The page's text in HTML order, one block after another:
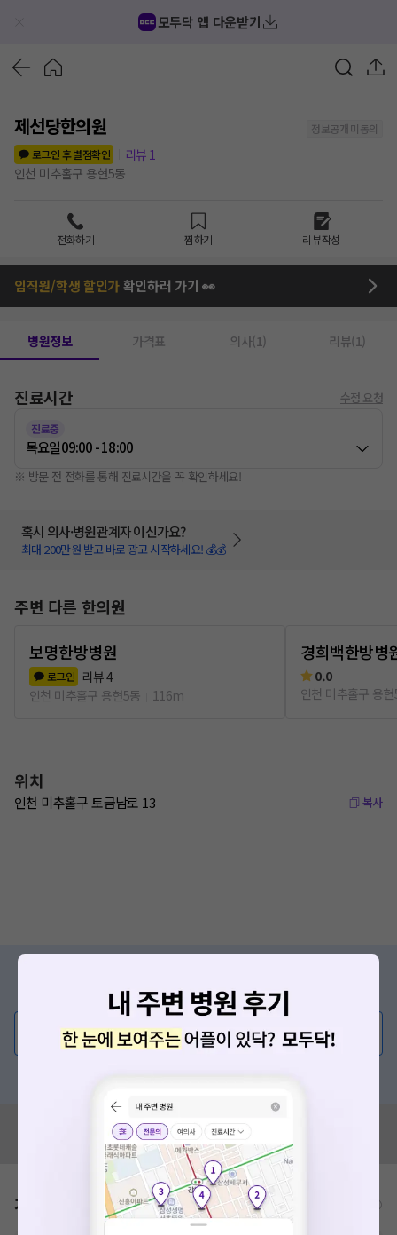
모두닥 앱 다운받기
제선당한의원
정보공개 미동의
로그인 후 별점확인
리뷰 1
인천 미추홀구 용현5동
전화하기 찜하기 리뷰작성
임직원/학생 할인가확인하러 가기 👀
병원정보 가격표 의사(1) 리뷰(1)
진료시간 수정 요청
진료중
목요일09:00 - 18:00
※ 방문 전 전화를 통해 진료시간을 꼭 확인하세요!
혹시 의사·병원관계자 이신가요?
최대 200만원 받고 바로 광고 시작하세요! 💰💰
주변 다른 한의원
보명한방병원
로그인 리뷰4
인천 미추홀구 용현5동
116m
경희백한방병
0.0
인천 미추홀구 용
위치
인천 미추홀구 토금남로 13 복사
증상/치료, 궁금한 점이 있나요?
의사가 직접 답해드려요!
💬 무엇이든 물어보세요
혹시 잘못된 병원정보가 있나요?
모두닥 팀에 알려주세요!
가격표 비급여/급여 진료란?